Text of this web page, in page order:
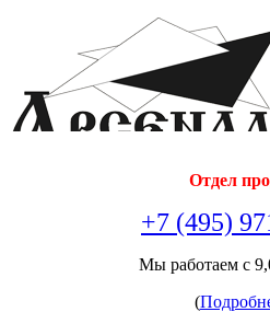
Отдел
+7 (495)
Мы работаем с
(